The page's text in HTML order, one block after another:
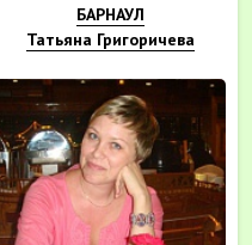
БАРНАУЛ
Татьяна Григоричева